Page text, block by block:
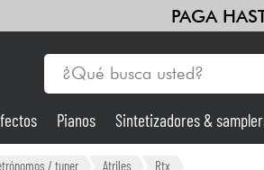
PAGA
Pianos Sintetizadores &
/ tuner Atriles Rtx